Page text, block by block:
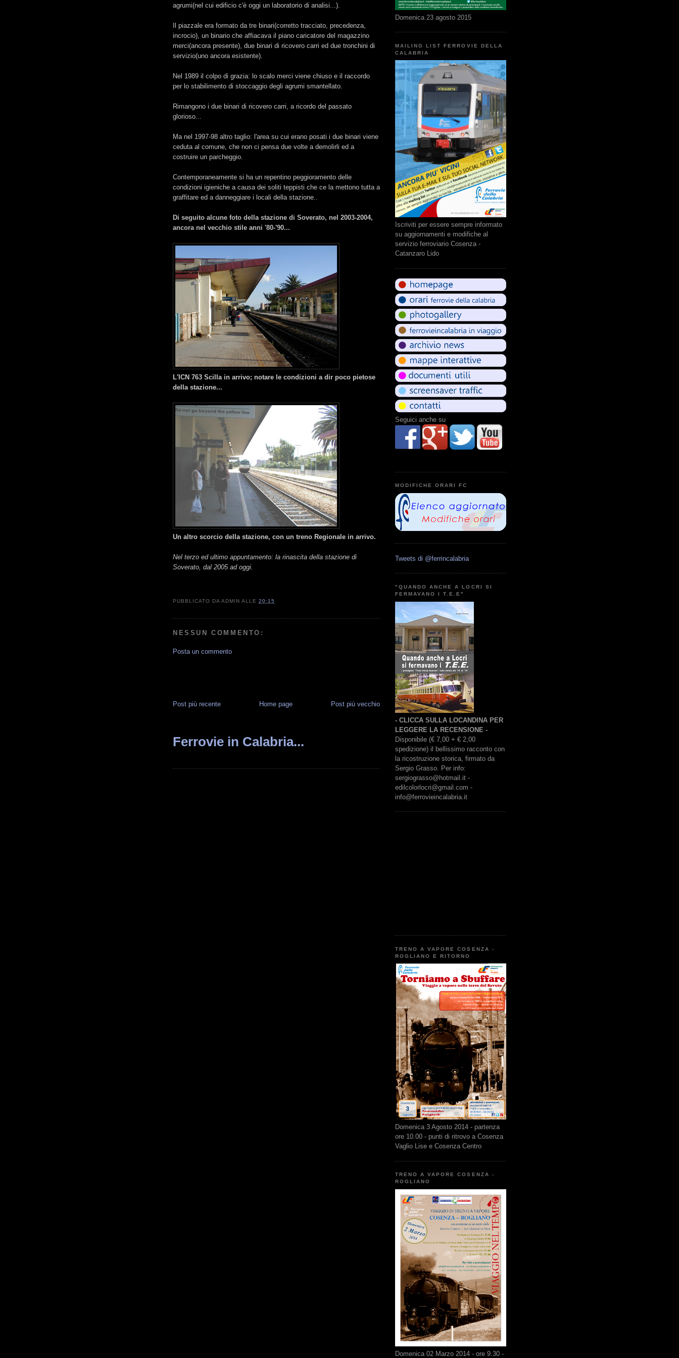
agrumi(nel cui edificio c'è oggi un laboratorio di analisi...).
Il piazzale era formato da tre binari(corretto tracciato, precedenza,
incrocio), un binario che affiacava il piano caricatore del magazzino
merci(ancora presente), due binari di ricovero carri ed due tronchini di
servizio(uno ancora esistente).
Nel 1989 il colpo di grazia: lo scalo merci viene chiuso e il raccordo
per lo stabilimento di stoccaggio degli agrumi smantellato.
Rimangono i due binari di ricovero carri, a ricordo del passato
glorioso...
Ma nel 1997-98 altro taglio: l'area su cui erano posati i due binari viene
ceduta al comune, che non ci pensa due volte a demolirli ed a
costruire un parcheggio.
Contemporaneamente si ha un repentino peggioramento delle
condizioni igieniche a causa dei soliti teppisti che ce la mettono tutta a
graffitare ed a danneggiare i locali della stazione..
Di seguito alcune foto della stazione di Soverato, nel 2003-2004,
ancora nel vecchio stile anni '80-'90...
L'ICN 763 Scilla in arrivo; notare le condizioni a dir poco pietose
della stazione...
Un altro scorcio della stazione, con un treno Regionale in arrivo.
Nel terzo ed ultimo appuntamento: la rinascita della stazione di
Soverato, dal 2005 ad oggi.
PUBBLICATO DAADMIN ALLE20:15
NESSUN COMMENTO:
Posta un commento
Post più recente Post più vecchio
Home page
Ferrovie in Calabria...
Domenica 23 agosto 2015
MAILING LIST FERROVIE DELLA
CALABRIA
Iscriviti per essere sempre informato
su aggiornamenti e modifiche al
servizio ferroviario Cosenza -
Catanzaro Lido
Seguici anche su
MODIFICHE ORARI FC
Tweets di @ferrincalabria
"QUANDO ANCHE A LOCRI SI
FERMAVANO I T.E.E"
- CLICCA SULLA LOCANDINA PER
LEGGERE LA RECENSIONE -
Disponibile (€ 7,00 + € 2,00
spedizione) il bellissimo racconto con
la ricostruzione storica, firmato da
Sergio Grasso. Per info:
sergiograsso@hotmail.it -
edilcolorlocri@gmail.com -
info@ferrovieincalabria.it
TRENO A VAPORE COSENZA -
ROGLIANO E RITORNO
Domenica 3 Agosto 2014 - partenza
ore 10.00 - punti di ritrovo a Cosenza
Vaglio Lise e Cosenza Centro
TRENO A VAPORE COSENZA -
ROGLIANO
Domenica 02 Marzo 2014 - ore 9.30 -